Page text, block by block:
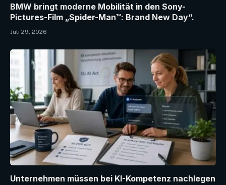
BMW bringt moderne Mobilität in den Sony-
Pictures-Film „Spider-Man™: Brand New Day“.
Juli 29, 2026
Unternehmen müssen bei KI-Kompetenz nachlegen